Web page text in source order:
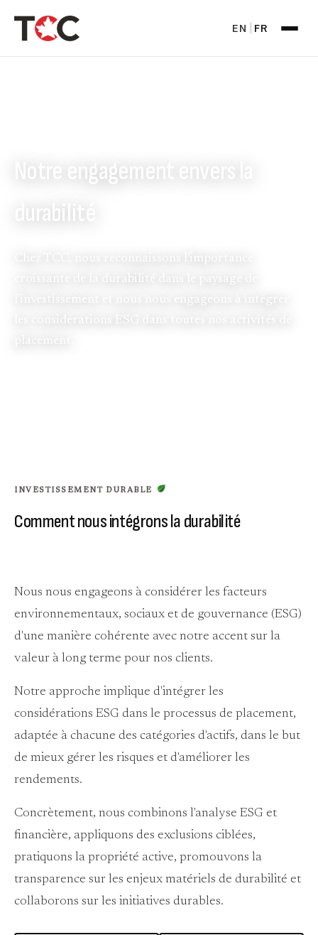
EN FR
Notre engagement envers la
durabilité
croissante de la durabilité dans le paysage de
l'investissement et nous nous engageons à intégrer
INVESTISSEMENT DURABLE
Comment nous intégrons la durabilité
Nous nous engageons à considérer les facteurs
environnementaux, sociaux et de gouvernance (ESG)
d'une manière cohérente avec notre accent sur la
valeur à long terme pour nos clients.
Notre approche implique d'intégrer les
considérations ESG dans le processus de placement,
adaptée à chacune des catégories d'actifs, dans le but
de mieux gérer les risques et d'améliorer les
rendements.
Concrètement, nous combinons l'analyse ESG et
financière, appliquons des exclusions ciblées,
pratiquons la propriété active, promouvons la
transparence sur les enjeux matériels de durabilité et
collaborons sur les initiatives durables.